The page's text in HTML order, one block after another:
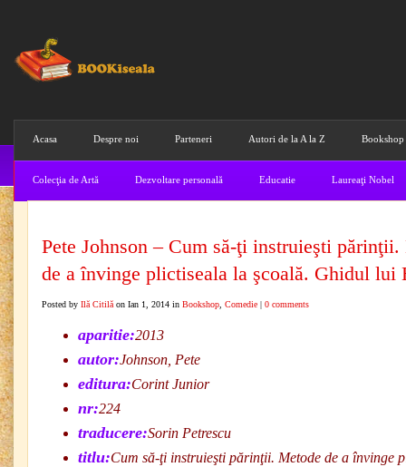
Acasa Despre noi Parteneri Autori de la A la Z Bookshop
Colecţia de Artă Dezvoltare personală Educatie Laureaţi Nobel
Pete Johnson – Cum să-ţi instruieşti părinţii.
de a învinge plictiseala la şcoală. Ghidul lui
Posted by Ilă Citilă on Ian 1, 2014 in Bookshop Comedie | 0 comments
aparitie:2013
autor:Johnson, Pete
editura:Corint Junior
nr:224
traducere:Sorin Petrescu
titlu:Cum să-ţi instruieşti părinţii. Metode de a învinge